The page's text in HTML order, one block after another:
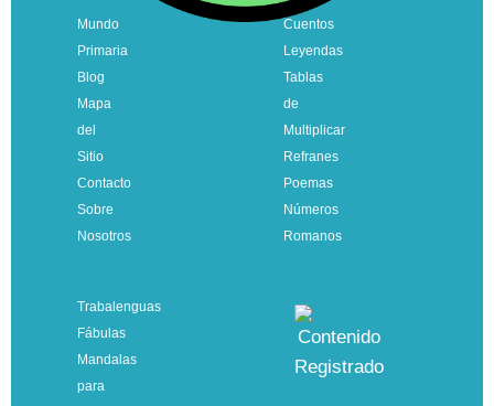
Mundo
Primaria
Blog
Mapa
del
Sitio
Contacto
Sobre
Nosotros
Cuentos
Leyendas
Tablas
de
Multiplicar
Refranes
Poemas
Números
Romanos
Trabalenguas
Fábulas
Mandalas
para